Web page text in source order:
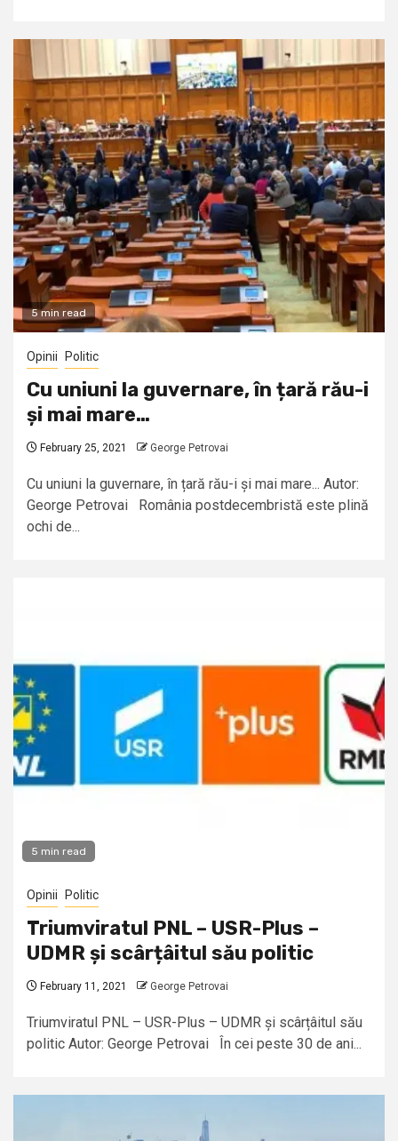
5 min read
Opinii Politic
Cu uniuni la guvernare, în țară rău-i
și mai mare…
February 25, 2021 George Petrovai
Cu uniuni la guvernare, în țară rău-i și mai mare... Autor:
George Petrovai România postdecembristă este plină
ochi de...
5 min read
Opinii Politic
Triumviratul PNL – USR-Plus –
UDMR și scârțâitul său politic
February 11, 2021 George Petrovai
Triumviratul PNL – USR-Plus – UDMR și scârțâitul său
politic Autor: George Petrovai În cei peste 30 de ani...